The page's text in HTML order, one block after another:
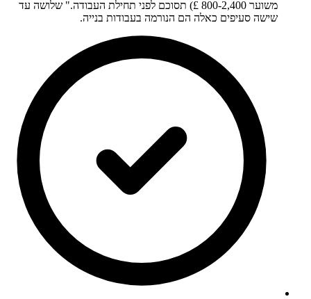
משוער 800-2,400 £) תסוכם לפני תחילת העבודה." שלושה עד
שישה סעיפים כאלה הם הנורמה בעבודות בנייה.